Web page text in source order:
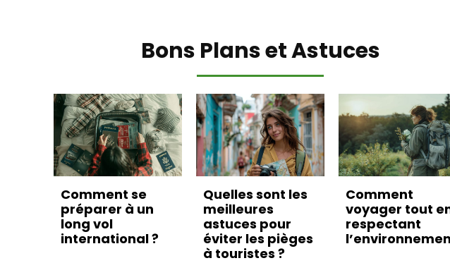
Bons Plans et Astuces
Comment se
préparer à un
long vol
international ?
Quelles sont les
meilleures
astuces pour
éviter les pièges
à touristes ?
Comment
voyager tout
respectant